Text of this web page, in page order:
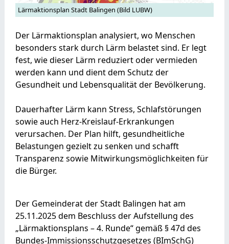
Lärmaktionsplan Stadt Balingen (Bild LUBW)
Der Lärmaktionsplan analysiert, wo Menschen
besonders stark durch Lärm belastet sind. Er legt
fest, wie dieser Lärm reduziert oder vermieden
werden kann und dient dem Schutz der
Gesundheit und Lebensqualität der Bevölkerung.
Dauerhafter Lärm kann Stress, Schlafstörungen
sowie auch Herz-Kreislauf-Erkrankungen
verursachen. Der Plan hilft, gesundheitliche
Belastungen gezielt zu senken und schafft
Transparenz sowie Mitwirkungsmöglichkeiten für
die Bürger.
Der Gemeinderat der Stadt Balingen hat am
25.11.2025 dem Beschluss der Aufstellung des
„Lärmaktionsplans – 4. Runde“ gemäß § 47d des
Bundes-Immissionsschutzgesetzes (BImSchG)